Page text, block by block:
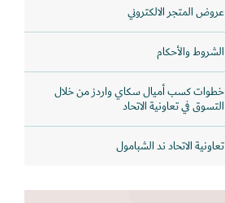
عروض المتجر الالكتروني
الشروط والأحكام
خطوات كسب أميال سكاي واردز من خلال
التسوق في تعاونية الاتحاد
تعاونية الاتحاد ند الشبامول